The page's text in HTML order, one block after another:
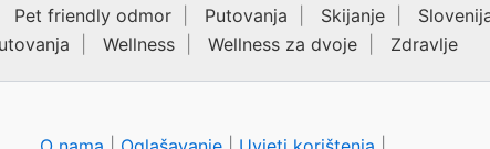
Pet friendly odmor Putovanja Skijanje
Wellness Wellness za dvoje Zdravlje